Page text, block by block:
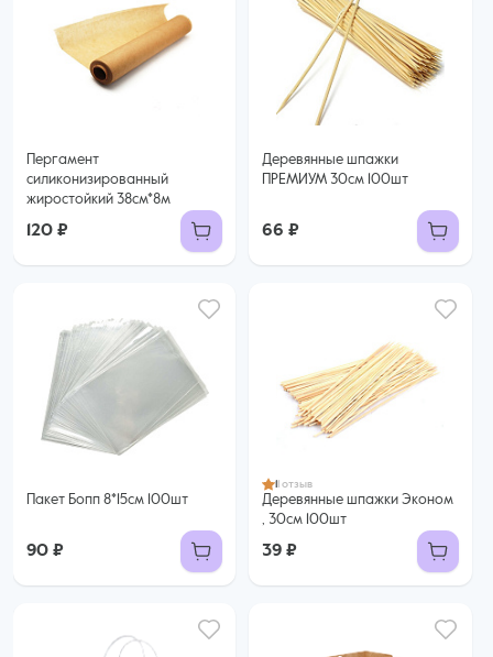
Пергамент
силиконизированный
жиростойкий 38см*8м
120 ₽
Деревянные шпажки
ПРЕМИУМ 30см 100шт
66 ₽
Пакет Бопп 8*15см 100шт
90 ₽
1 1 отзыв
Деревянные шпажки Эконом
, 30см 100шт
39 ₽